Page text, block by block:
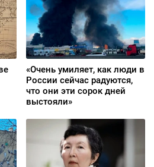
«Очень умиляет, как люди в
России сейчас радуются,
что они эти сорок дней
выстояли»